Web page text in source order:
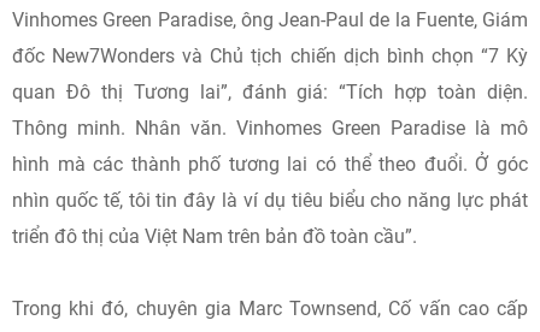
Vinhomes Green Paradise, ông Jean-Paul de la Fuente, Giám
đốc New7Wonders và Chủ tịch chiến dịch bình chọn “7 Kỳ
quan Đô thị Tương lai”, đánh giá: “Tích hợp toàn diện.
Thông minh. Nhân văn. Vinhomes Green Paradise là mô
hình mà các thành phố tương lai có thể theo đuổi. Ở góc
nhìn quốc tế, tôi tin đây là ví dụ tiêu biểu cho năng lực phát
triển đô thị của Việt Nam trên bản đồ toàn cầu”.
Trong khi đó, chuyên gia Marc Townsend, Cố vấn cao cấp